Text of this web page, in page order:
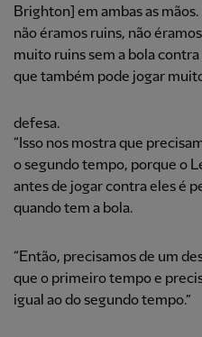
Brighton] em ambas as
não éramos ruins, não
muito ruins sem a bola
que também pode jogar
defesa.
“Isso nos mostra que
o segundo tempo, porque o
antes de jogar contra eles é
quando tem a bola.
“Então, precisamos de um
que o primeiro tempo e
igual ao do segundo tempo.”